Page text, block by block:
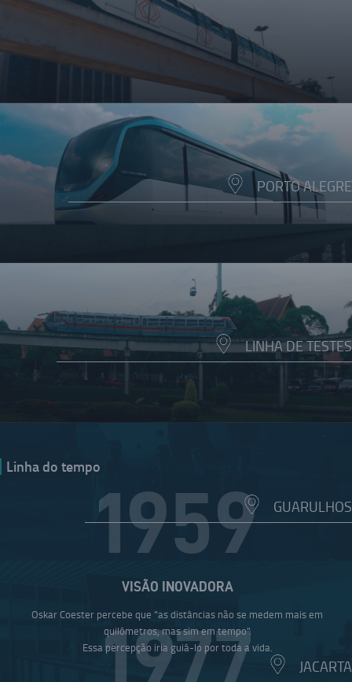
PORTO ALEGRE
LINHA DE TESTES
GUARULHOS
JACARTA
Linha do tempo
1959
VISÃO INOVADORA
Oskar Coester percebe que "as distâncias não se medem mais em
quilômetros, mas sim em tempo".
Essa percepção iria guiá-lo por toda a vida.
1977